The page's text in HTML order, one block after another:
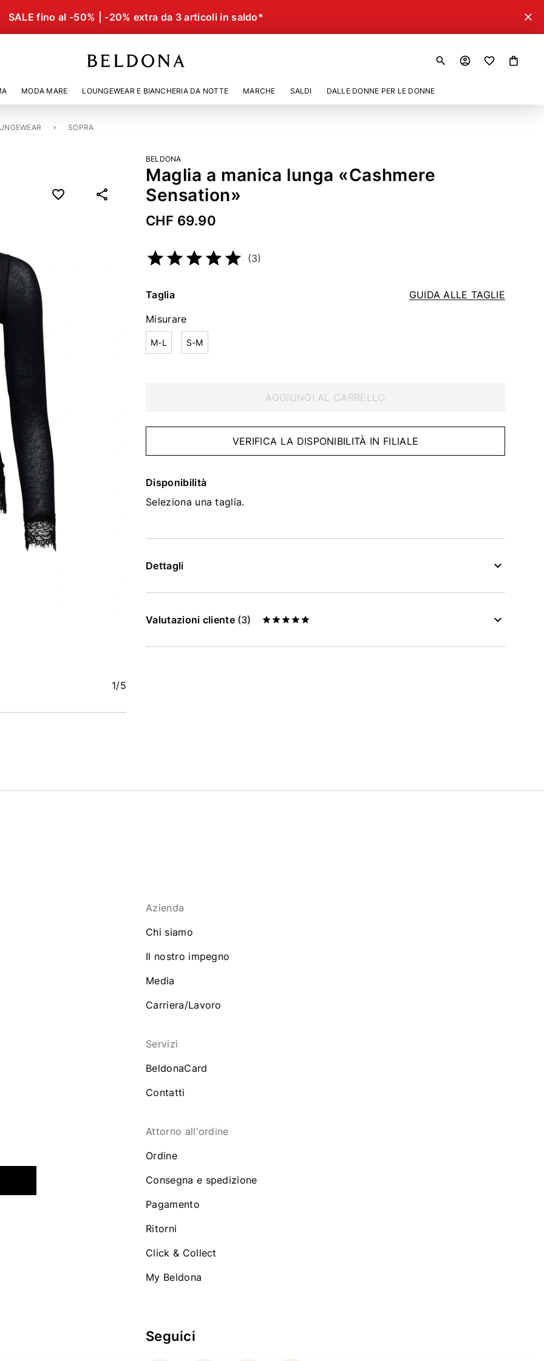
SALE fino al -50% | -20% extra da 3 articoli in saldo* close
search account_circle shopping_bag
MODA MARE LOUNGEWEAR E BIANCHERIA DA NOTTE MARCHE SALDI DALLE DONNE PER LE DONNE
SOPRA
1/5
BELDONA
Maglia a manica lunga «Cashmere
Sensation»
CHF 69.90
(3)
GUIDA ALLE TAGLIE
Taglia
Misurare
M-L S-M
AGGIUNGI AL CARRELLO
VERIFICA LA DISPONIBILITÀ IN FILIALE
Disponibilità
Seleziona una taglia.
Dettagli
Valutazioni cliente (3)
Azienda
Chi siamo
Il nostro impegno
Media
Carriera/Lavoro
Servizi
BeldonaCard
Contatti
Attorno all'ordine
Ordine
Consegna e spedizione
Pagamento
Ritorni
Click & Collect
My Beldona
Seguici